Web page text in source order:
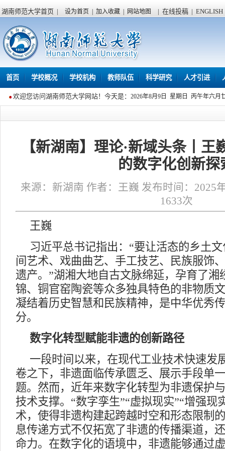
湖南师范大学首页 | 设为首页 加入收藏 网站地图 | 在线投稿 | ENGLISH
首页 学校概况 学校机构 教师队伍 科学研究 人才引进
欢迎您访问湖南师范大学网站！今天是： 2026年8月9日 星期日 丙午年六月
【新湖南】理论·新域头条丨王
的数字化创新探
来源：新湖南 作者：王巍 发布时间：2025
1633次
王巍
习近平总书记指出：“要让活态的乡土
间艺术、戏曲曲艺、手工技艺、民族服饰
遗产。”湖湘大地自古文脉绵延，孕育了湘
锦、铜官窑陶瓷等众多独具特色的非物质
凝结着历史智慧和民族精神，是中华优秀
分。
数字化转型赋能非遗的创新路径
一段时间以来，在现代工业技术快速发
卷之下，非遗面临传承匮乏、展示手段单
题。然而，近年来数字化转型为非遗保护
技术支撑。“数字孪生”“虚拟现实”“增强现
术，使得非遗构建起跨越时空和形态限制
息传递方式不仅拓宽了非遗的传播渠道，
命力。在数字化的语境中，非遗能够通过